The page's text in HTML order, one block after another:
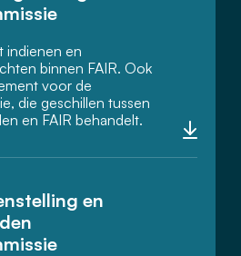
indienen en
binnen FAIR. Ook
voor de
die geschillen tussen
en FAIR behandelt.
en